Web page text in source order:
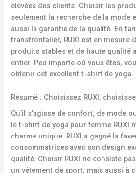
élevées des clients. Choisir les
seulement la recherche de la mode
aussi la garantie de la qualité. En
transfrontalier, RUXI est en mesure
produits stables et de haute qualité
entier. Peu importe où vous êtes,
obtenir cet excellent t-shirt de yoga.
Résumé : Choisissez RUXI,
Qu’il s’agisse de confort, de mode
le t-shirt de yoga pour femme RUXI
charme unique. RUXI a gagné la
consommatrices avec son design
qualité. Choisir RUXI ne consiste
un vêtement de sport, mais aussi à